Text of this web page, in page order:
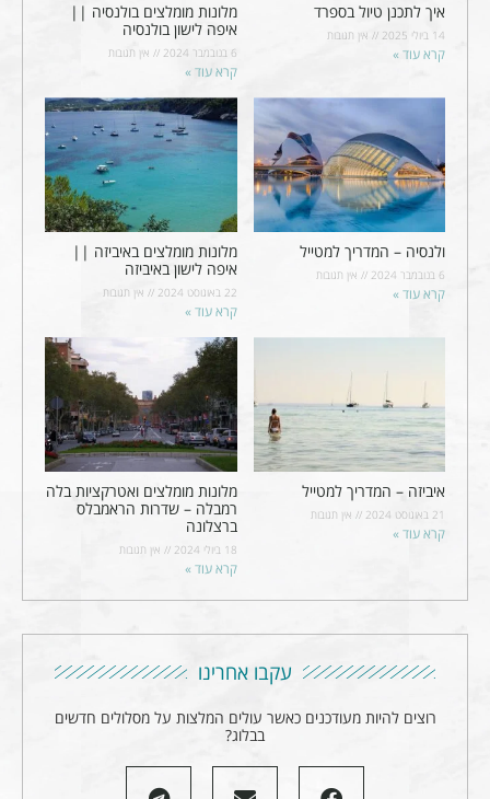
איך לתכנן טיול בספרד
14 ביולי 2025 אין תגובות
קרא עוד »
מלונות מומלצים בולנסיה ||
איפה לישון בולנסיה
6 בנובמבר 2024 אין תגובות
קרא עוד »
ולנסיה – המדריך למטייל
6 בנובמבר 2024 אין תגובות
קרא עוד »
מלונות מומלצים באיביזה ||
איפה לישון באיביזה
22 באוגוסט 2024 אין תגובות
קרא עוד »
איביזה – המדריך למטייל
21 באוגוסט 2024 אין תגובות
קרא עוד »
מלונות מומלצים ואטרקציות בלה
רמבלה – שדרות הראמבלס
ברצלונה
18 ביולי 2024 אין תגובות
קרא עוד »
עקבו אחרינו
רוצים להיות מעודכנים כאשר עולים המלצות על מסלולים חדשים
בבלוג?